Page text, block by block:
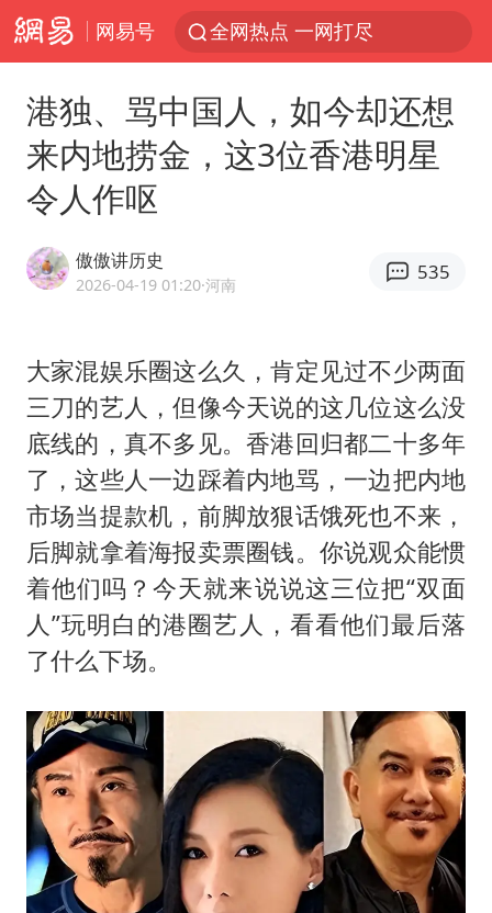
网易号 全网热点 一网打尽
港独、骂中国人，如今却还想
来内地捞金，这3位香港明星
令人作呕
傲傲讲历史
2026-04-19 01:20·河南
535
大家混娱乐圈这么久，肯定见过不少两面
三刀的艺人，但像今天说的这几位这么没
底线的，真不多见。香港回归都二十多年
了，这些人一边踩着内地骂，一边把内地
市场当提款机，前脚放狠话饿死也不来，
后脚就拿着海报卖票圈钱。你说观众能惯
着他们吗？今天就来说说这三位把“双面
人”玩明白的港圈艺人，看看他们最后落
了什么下场。